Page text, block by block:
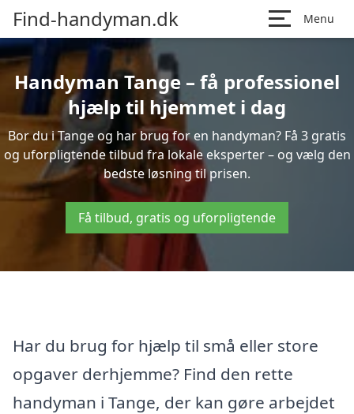
Find-handyman.dk Menu
Handyman Tange – få professionel
hjælp til hjemmet i dag
Bor du i Tange og har brug for en handyman? Få 3 gratis
og uforpligtende tilbud fra lokale eksperter – og vælg den
bedste løsning til prisen.
Få tilbud, gratis og uforpligtende
Har du brug for hjælp til små eller store
opgaver derhjemme? Find den rette
handyman i Tange, der kan gøre arbejdet